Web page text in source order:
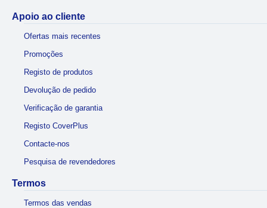
Apoio ao cliente
Ofertas mais recentes
Promoções
Registo de produtos
Devolução de pedido
Verificação de garantia
Registo CoverPlus
Contacte-nos
Pesquisa de revendedores
Termos
Termos das vendas